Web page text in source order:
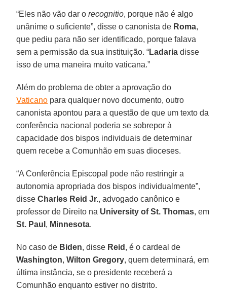
“Eles não vão dar orecognitio, porque não é algo
unânime o suficiente”, disse o canonista de Roma,
que pediu para não ser identificado, porque falava
sem a permissão da sua instituição. “Ladaria disse
isso de uma maneira muito vaticana.”
Além do problema de obter a aprovação do
Vaticano para qualquer novo documento, outro
canonista apontou para a questão de que um texto da
conferência nacional poderia se sobrepor à
capacidade dos bispos individuais de determinar
quem recebe a Comunhão em suas dioceses.
“A Conferência Episcopal pode não restringir a
autonomia apropriada dos bispos individualmente”,
disseCharles Reid Jr., advogado canônico e
professor de Direito na University of St. Thomas, em
St. Paul , Minnesota.
No caso de Biden, disse Reid , é o cardeal de
Washington,Wilton Gregory, quem determinará, em
última instância, se o presidente receberá a
Comunhão enquanto estiver no distrito.